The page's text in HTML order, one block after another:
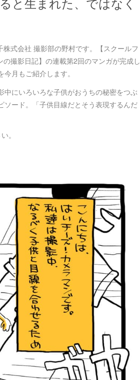
株式会社 撮影部の野村です。【スクールフ
の撮影日記】の連載第2回のマンガが完成し
月もご紹介します。
にいろいろな子供がおうちの秘密をつぶ
ード。「子供目線だとそう表現するんだ
。